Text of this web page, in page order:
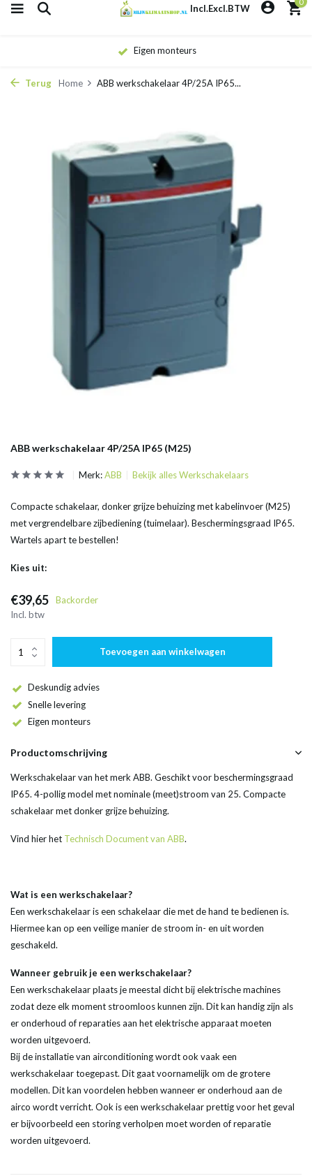
Incl.Excl.BTW
Eigen monteurs
Terug Home ABB werkschakelaar 4P/25A IP65...
ABB werkschakelaar 4P/25A IP65 (M25)
Merk:ABB Bekijk alles Werkschakelaars
Compacte schakelaar, donker grijze behuizing met kabelinvoer (M25)
met vergrendelbare zijbediening (tuimelaar). Beschermingsgraad IP65.
Wartels apart te bestellen!
Kies uit:
€39,65
Backorder
Incl. btw
Toevoegen aan winkelwagen
Deskundig advies
Snelle levering
Eigen monteurs
Productomschrijving
Werkschakelaar van het merk ABB. Geschikt voor beschermingsgraad
IP65. 4-pollig model met nominale (meet)stroom van 25. Compacte
schakelaar met donker grijze behuizing.
Vind hier het Technisch Document van ABB.
Wat is een werkschakelaar?
Een werkschakelaar is een schakelaar die met de hand te bedienen is.
Hiermee kan op een veilige manier de stroom in- en uit worden
geschakeld.
Wanneer gebruik je een werkschakelaar?
Een werkschakelaar plaats je meestal dicht bij elektrische machines
zodat deze elk moment stroomloos kunnen zijn. Dit kan handig zijn als
er onderhoud of reparaties aan het elektrische apparaat moeten
worden uitgevoerd.
Bij de installatie van airconditioning wordt ook vaak een
werkschakelaar toegepast. Dit gaat voornamelijk om de grotere
modellen. Dit kan voordelen hebben wanneer er onderhoud aan de
airco wordt verricht. Ook is een werkschakelaar prettig voor het geval
er bijvoorbeeld een storing verholpen moet worden of reparatie
worden uitgevoerd.